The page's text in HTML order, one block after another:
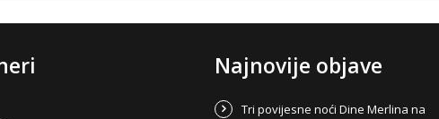
Najnovije objave
Tri povijesne noći Dine Merlina na